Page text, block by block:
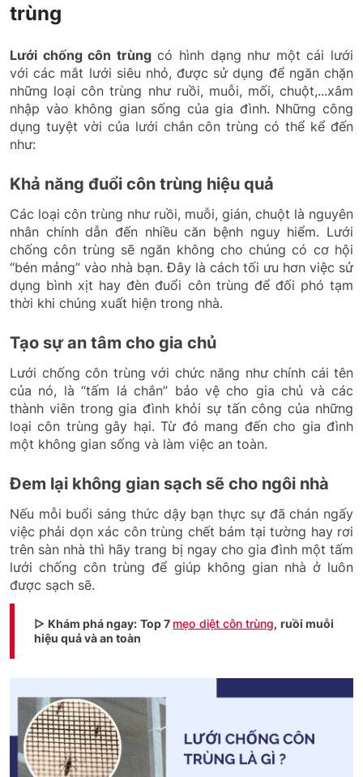
trùng
Lưới chống côn trùngcó hình dạng như một cái lưới
với các mắt lưới siêu nhỏ, được sử dụng để ngăn chặn
những loại côn trùng như ruồi, muỗi, mối, chuột,...xâm
nhập vào không gian sống của gia đình. Những công
dụng tuyệt vời của lưới chắn côn trùng có thể kể đến
như:
Khả năng đuổi côn trùng hiệu quả
Các loại côn trùng như ruồi, muỗi, gián, chuột là nguyên
nhân chính dẫn đến nhiều căn bệnh nguy hiểm. Lưới
chống côn trùng sẽ ngăn không cho chúng có cơ hội
“bén mảng” vào nhà bạn. Đây là cách tối ưu hơn việc sử
dụng bình xịt hay đèn đuổi côn trùng để đối phó tạm
thời khi chúng xuất hiện trong nhà.
Tạo sự an tâm cho gia chủ
Lưới chống côn trùng với chức năng như chính cái tên
của nó, là “tấm lá chắn” bảo vệ cho gia chủ và các
thành viên trong gia đình khỏi sự tấn công của những
loại côn trùng gây hại. Từ đó mang đến cho gia đình
một không gian sống và làm việc an toàn.
Đem lại không gian sạch sẽ cho ngôi nhà
Nếu mỗi buổi sáng thức dậy bạn thực sự đã chán ngấy
việc phải dọn xác côn trùng chết bám tại tường hay rơi
trên sàn nhà thì hãy trang bị ngay cho gia đình một tấm
lưới chống côn trùng để giúp không gian nhà ở luôn
được sạch sẽ.
▷ Khám phá ngay: Top 7 mẹo diệt côn trùng, ruồi muỗi
hiệu quả và an toàn